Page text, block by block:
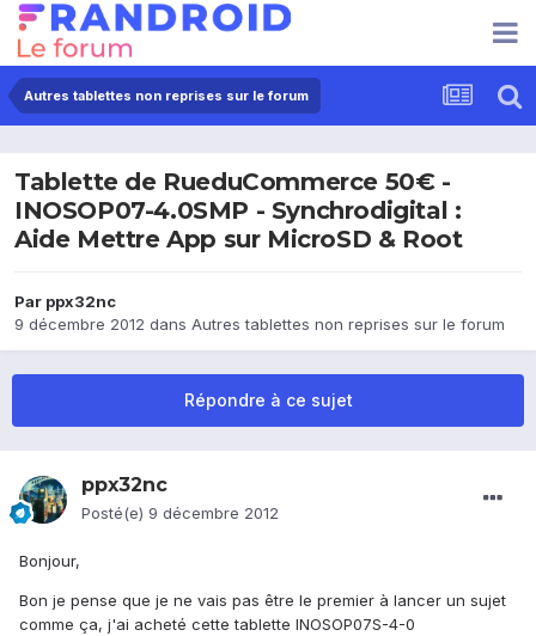
Autres tablettes non reprises sur le forum
Tablette de RueduCommerce 50€ -
INOSOP07-4.0SMP - Synchrodigital :
Aide Mettre App sur MicroSD & Root
Par ppx32nc
9 décembre 2012 dans Autres tablettes non reprises sur le forum
Répondre à ce sujet
ppx32nc
Posté(e) 9 décembre 2012
Bonjour,
Bon je pense que je ne vais pas être le premier à lancer un sujet
comme ça, j'ai acheté cette tablette INOSOP07S-4-0